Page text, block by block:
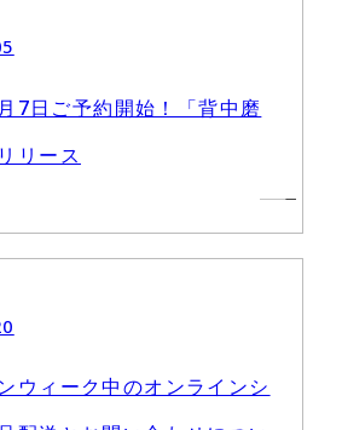
7日ご予約開始！「背中磨
リース
ウィーク中のオンラインシ